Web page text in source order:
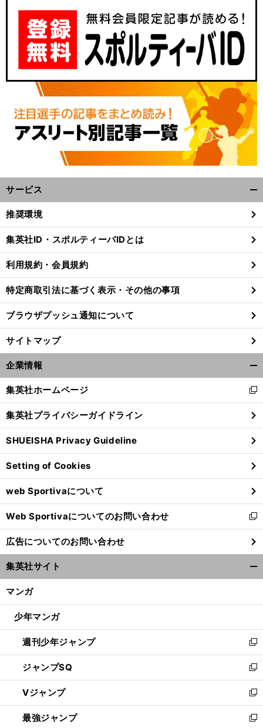
前
サービス
閉
る
推奨環境
集英社ID・スポルティーバIDとは
利用規約・会員規約
特定商取引法に基づく表示・その他の事項
ブラウザプッシュ通知について
サイトマップ
企業情報
閉
る
集英社ホームページ
新
し
い
ウ
ィ
ン
ド
ウ
で
開
く
集英社プライバシーガイドライン
SHUEISHA Privacy Guideline
Setting of Cookies
web Sportivaについて
Web Sportivaについてのお問い合わせ
新
し
い
ウ
ィ
ン
ウ
開
く
広告についてのお問い合わせ
集英社サイト
マンガ
少年マンガ
週刊少年ジャンプ
新
し
い
ウ
ィ
ン
ド
ジャンプSQ
新
し
い
ウ
ィ
Vジャンプ
新
し
い
最強ジャンプ
新